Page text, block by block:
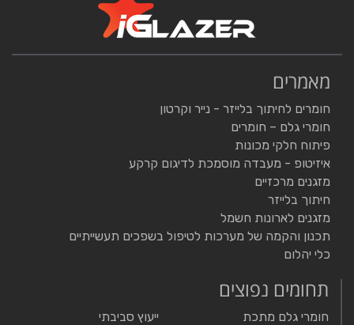
מאמרים
חומרים לחיתוך בלייזר - נייר וקרטון
חומרי גלם – חומרים
פיתוח חלקי מכונות
איזיטופ - מעבדה מוסמכת לדיגום קרקע
מזגנים מרכזיים
חיתוך בלייזר
מזגנים לארונות חשמל
תכנון והקמה של מערכות לטיפול בשפכים תעשייתיים
כלי יהלום
תחומים נפוצים
חומרי גלם מתכת
ייעוץ סביבתי